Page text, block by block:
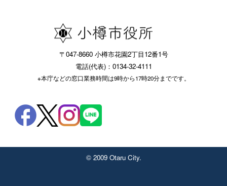
〒047-8660 小樽市花園2丁目12番1号
電話(代表)：0134-32-4111
※本庁などの窓口業務時間は9時から17時20分までです。
© 2009 Otaru City.